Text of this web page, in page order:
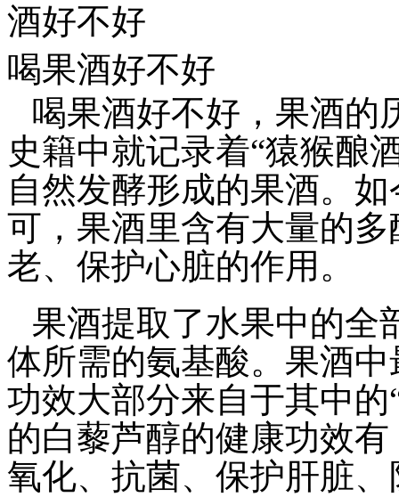
酒好不好
喝果酒好不好
喝果酒好不好，果酒的
史籍中就记录着“猿猴酿
自然发酵形成的果酒。
可，果酒里含有大量的
老、保护心脏的作用。
果酒提取了水果中的全
体所需的氨基酸。果酒
功效大部分来自于其中
的白藜芦醇的健康功效
氧化、抗菌、保护肝脏